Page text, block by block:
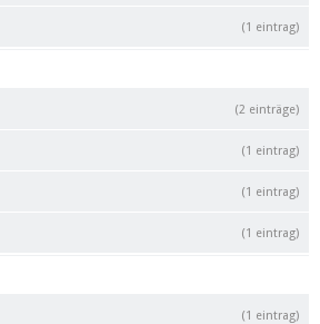
(1 eintrag)
(2 einträge)
(1 eintrag)
(1 eintrag)
(1 eintrag)
(1 eintrag)